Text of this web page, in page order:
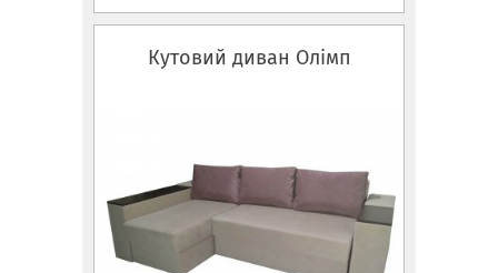
Кутовий диван Олімп